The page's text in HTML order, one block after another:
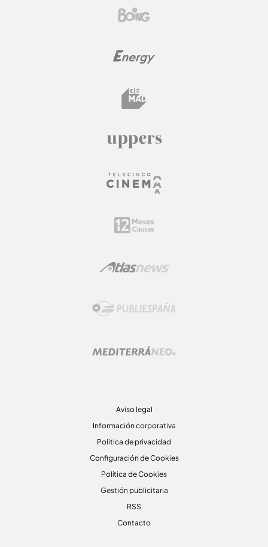
Aviso legal
Información corporativa
Politica de privacidad
Configuración de Cookies
Política de Cookies
Gestión publicitaria
RSS
Contacto